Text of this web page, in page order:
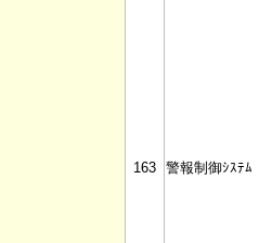
163 警報制御ｼｽﾃﾑ